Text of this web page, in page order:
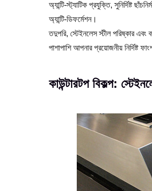
অ্যান্টি-স্ট্যাটিক প্রযুক্তি, সুনির্দিষ্ট
অ্যান্টি-ডিফর্মেশন।
তদুপরি, স্টেইনলেস স্টীল পরিষ্কার
পাশাপাশি আপনার প্রয়োজনীয় নির্দিষ্ট
কাউন্টারটপ বিকল্প: